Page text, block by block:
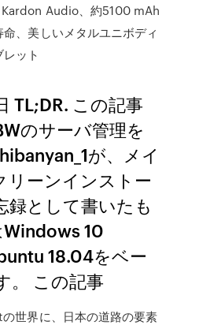
Audio、約5100 mAh
、美しいメタルユニボディ
ット
TL;DR. この記事
のサーバ管理を
が、メイ
リーンインストー
録として書いたも
10
18.04をベー
。 この記事
世界に、日本の道路の要素